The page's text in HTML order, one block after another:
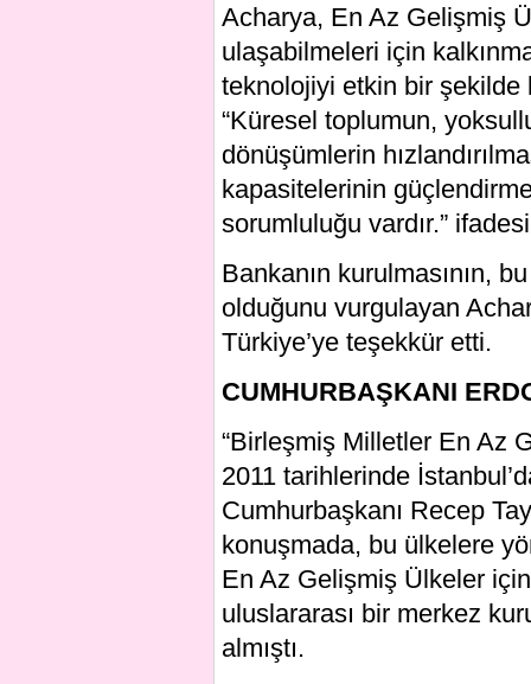
Acharya, En Az Gelişmiş
ulaşabilmeleri için
teknolojiyi etkin bir şekilde
“Küresel toplumun,
dönüşümlerin
kapasitelerinin
sorumluluğu vardır.”
Bankanın kurulmasının,
olduğunu vurgulayan
Türkiye’ye teşekkür etti.
CUMHURBAŞKANI
“Birleşmiş Milletler En Az
2011 tarihlerinde
Cumhurbaşkanı Recep
konuşmada, bu ülkelere
En Az Gelişmiş Ülkeler
uluslararası bir merkez
almıştı.